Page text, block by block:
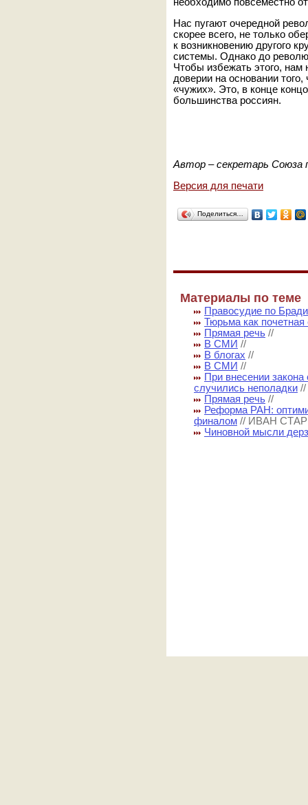
Нас пугают очередной
скорее всего, не только
к возникновению другого
системы. Однако до
Чтобы избежать этого,
доверии на основании
«чужих». Это, в конце
большинства россиян.
Автор – секретарь Союза
Версия для печати
Поделиться…
Материалы по теме
Правосудие по
Тюрьма как почетная
Прямая речь //
В СМИ //
В блогах //
В СМИ //
При внесении
случились неполадки
Прямая речь //
Реформа РАН:
финалом // ИВАН
Чиновной мысли